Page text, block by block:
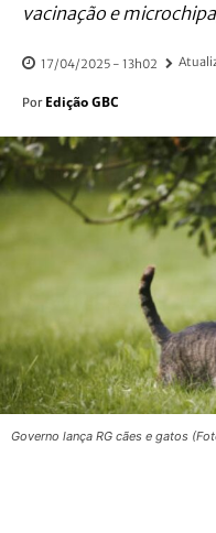
vacinação e
17/04/2025 - 13h02
Por Edição GBC
Governo lança RG cães e gatos